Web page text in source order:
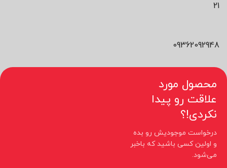
21
09362092948
محصول مورد
علاقت رو پیدا
نکردی!؟
درخواست موجودیش رو بده
و اولین کسی باشید که باخبر
می‌شود.